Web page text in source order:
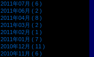
2011年07月 ( 6 )
2011年06月 ( 2 )
2011年04月 ( 8 )
2011年03月 ( 2 )
2011年02月 ( 1 )
2011年01月 ( 7 )
2010年12月 ( 11 )
2010年11月 ( 6 )